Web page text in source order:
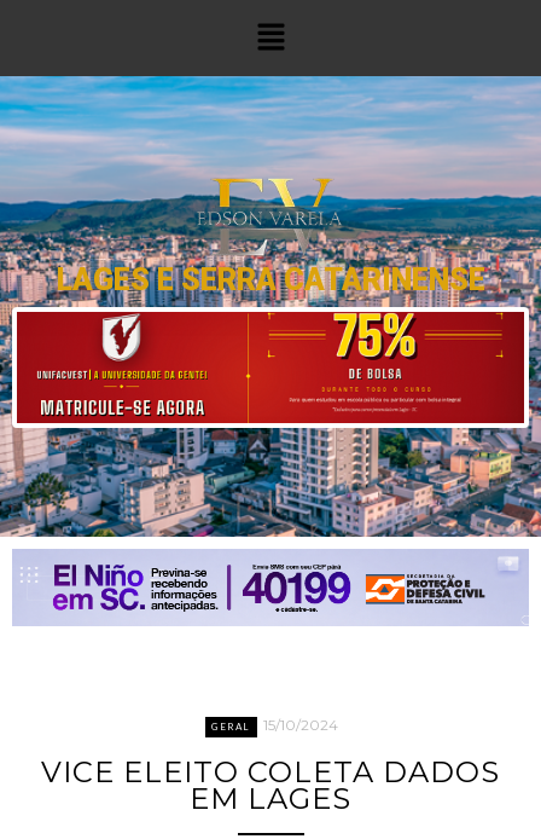
LAGES E SERRA CATARINENSE
GERAL 15/10/2024
VICE ELEITO COLETA DADOS
EM LAGES